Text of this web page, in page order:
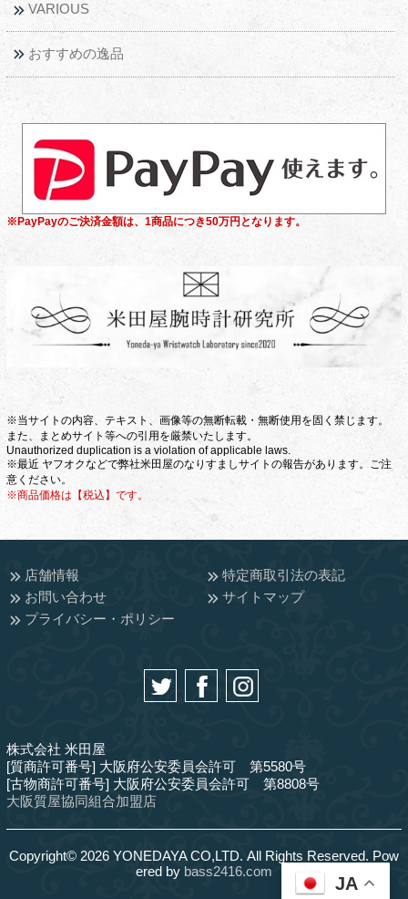
VARIOUS
おすすめの逸品
※PayPayのご決済金額は、1商品につき50万円となります。
※当サイトの内容、テキスト、画像等の無断転載・無断使用を固く禁じます。
また、まとめサイト等への引用を厳禁いたします。
Unauthorized duplication is a violation of applicable laws.
※最近 ヤフオクなどで弊社米田屋のなりすましサイトの報告があります。ご注
意ください。
※商品価格は【税込】です。
店舗情報
特定商取引法の表記
お問い合わせ
サイトマップ
プライバシー・ポリシー
株式会社 米田屋
[質商許可番号] 大阪府公安委員会許可 第5580号
[古物商許可番号] 大阪府公安委員会許可 第8808号
大阪質屋協同組合加盟店
Copyright© 2026 YONEDAYA CO,LTD. All Rights Reserved. Pow
ered by bass2416.com
JA